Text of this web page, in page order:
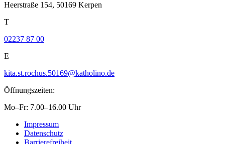
Heerstraße 154, 50169 Kerpen
T
02237 87 00
E
kita.st.rochus.50169@katholino.de
Öffnungszeiten:
Mo–Fr: 7.00–16.00 Uhr
Impressum
Datenschutz